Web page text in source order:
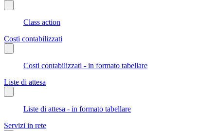
Class action
Costi contabilizzati
Costi contabilizzati - in formato tabellare
Liste di attesa
Liste di attesa - in formato tabellare
Servizi in rete